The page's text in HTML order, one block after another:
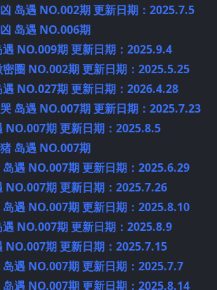
岛遇 NO.002期 更新日期：2025.7.5
岛遇 NO.006期
NO.009期 更新日期：2025.9.4
圈 NO.002期 更新日期：2025.5.25
NO.027期 更新日期：2026.4.28
岛遇 NO.007期 更新日期：2025.7.23
NO.007期 更新日期：2025.8.5
岛遇 NO.007期
遇 NO.007期 更新日期：2025.6.29
NO.007期 更新日期：2025.7.26
遇 NO.007期 更新日期：2025.8.10
NO.007期 更新日期：2025.8.9
NO.007期 更新日期：2025.7.15
岛遇 NO.007期 更新日期：2025.7.7
遇 NO.007期 更新日期：2025.8.14